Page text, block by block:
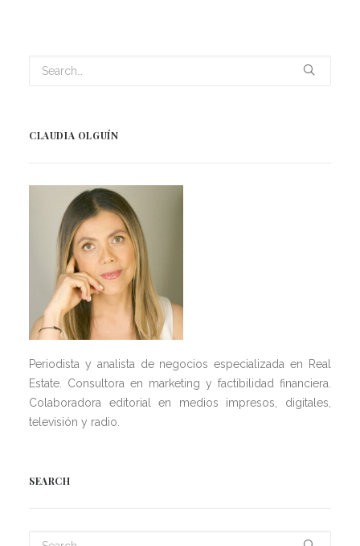
CLAUDIA OLGUÍN
Periodista y analista de negocios especializada en Real
Estate. Consultora en marketing y factibilidad financiera.
Colaboradora editorial en medios impresos, digitales,
televisión y radio.
SEARCH